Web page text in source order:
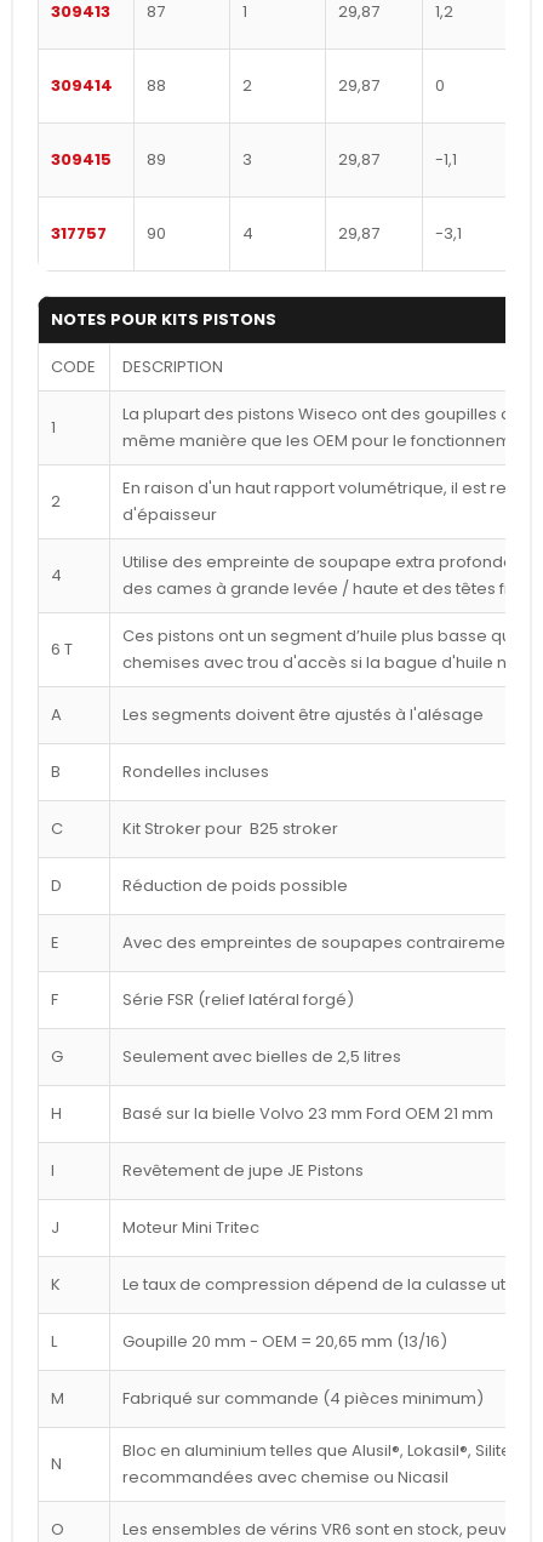
309413 87 1 29,87 1,2
309414 88 2 29,87 0
309415 89 3 29,87 -1,1
317757 90 4 29,87 -3,1
NOTES POUR KITS PISTONS
CODE DESCRIPTION
1
La plupart des pistons Wiseco ont des goupilles
même manière que les OEM pour le
2
En raison d'un haut rapport volumétrique, il est
d'épaisseur
4
Utilise des empreinte de soupape extra profondes
des cames à grande levée / haute et des têtes
6 T
Ces pistons ont un segment d’huile plus basse que
chemises avec trou d'accès si la bague d'huile
A Les segments doivent être ajustés à l'alésage
B Rondelles incluses
C Kit Stroker pour B25 stroker
D Réduction de poids possible
E Avec des empreintes de soupapes contrairement à
F Série FSR (relief latéral forgé)
G Seulement avec bielles de 2,5 litres
H Basé sur la bielle Volvo 23 mm Ford OEM 21 mm
I Revêtement de jupe JE Pistons
J Moteur Mini Tritec
K Le taux de compression dépend de la culasse
L Goupille 20 mm - OEM = 20,65 mm (13/16)
M Fabriqué sur commande (4 pièces minimum)
N
Bloc en aluminium telles que Alusil®, Lokasil®, Silitec®,
recommandées avec chemise ou Nicasil
O Les ensembles de vérins VR6 sont en stock, peuvent